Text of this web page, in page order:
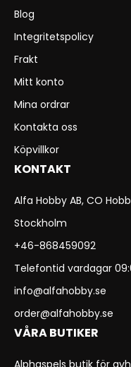
Blog
Integritetspolicy
Frakt
Mitt konto
Mina ordrar
Kontakta oss
Köpvillkor
KONTAKT
Alfa Hobby AB, CO
Stockholm
+46-868459092
Telefontid vardagar
info@alfahobby.se
order@alfahobby.se
VÅRA BUTIKER